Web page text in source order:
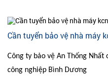
Cần tuyển bảo vệ nhà máy
Công ty bảo vệ An Thống
công nghiệp Bình Dương